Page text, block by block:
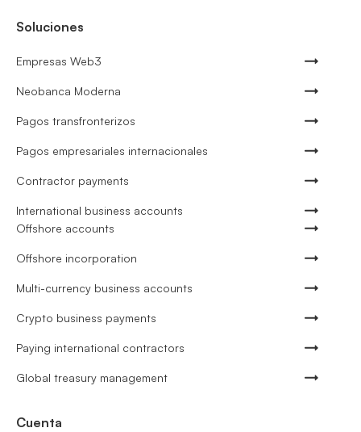
Soluciones
Empresas Web3
Neobanca Moderna
Pagos transfronterizos
Pagos empresariales internacionales
Contractor payments
International business accounts
Offshore accounts
Offshore incorporation
Multi-currency business accounts
Crypto business payments
Paying international contractors
Global treasury management
Cuenta